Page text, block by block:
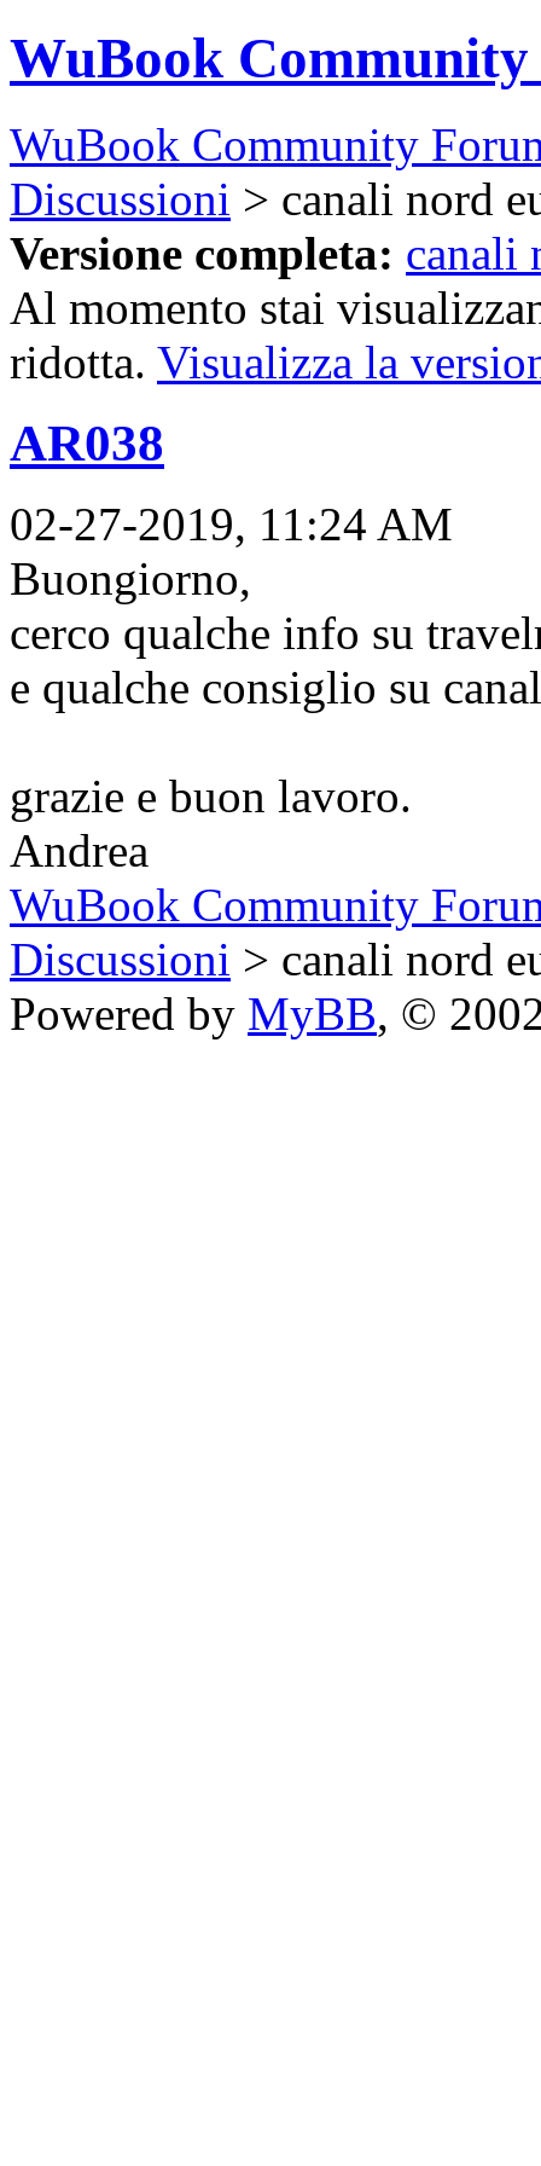
WuBook
WuBook Community
Discussioni > canali nord
Versione completa: canali
Al momento stai
ridotta. Visualizza la
AR038
02-27-2019, 11:24 AM
Buongiorno,
cerco qualche info su
e qualche consiglio su
grazie e buon lavoro.
Andrea
WuBook Community
Discussioni > canali nord
Powered by MyBB, ©